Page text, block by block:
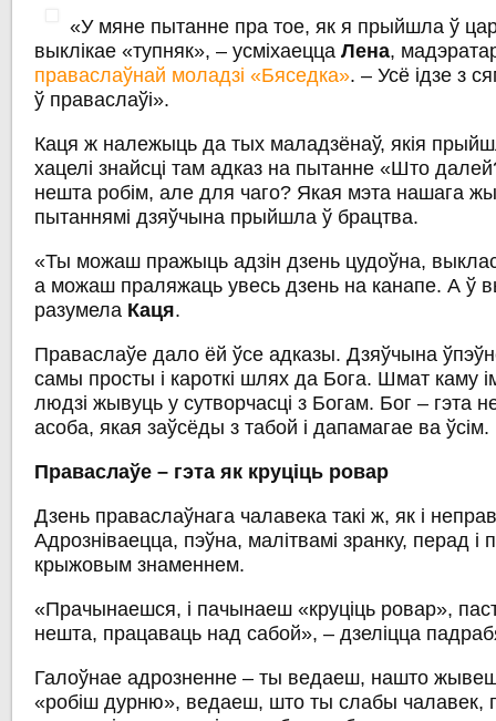
«У мяне пытанне пра тое, як я прыйшла ў
выклікае «тупняк», – усміхаеццаЛена,
праваслаўнай моладзі «Бяседка». – Усё ідзе з
ў праваслаўі».
Каця ж належыць да тых маладзёнаў, якія
хацелі знайсці там адказ на пытанне «Што
нешта робім, але для чаго? Якая мэта нашага
пытаннямі дзяўчына прыйшла ў брацтва.
«Ты можаш пражыць адзін дзень цудоўна,
а можаш праляжаць увесь дзень на канапе. А ў
разумела Каця.
Праваслаўе дало ёй ўсе адказы. Дзяўчына
самы просты і кароткі шлях да Бога. Шмат каму
людзі жывуць у сутворчасці з Богам. Бог – гэта
асоба, якая заўсёды з табой і дапамагае ва ўсім.
Праваслаўе – гэта як круціць ровар
Дзень праваслаўнага чалавека такі ж, як і
Адрозніваецца, пэўна, малітвамі зранку, перад і
крыжовым знаменнем.
«Прачынаешся, і пачынаеш «круціць ровар»,
нешта, працаваць над сабой», – дзеліцца
Галоўнае адрозненне – ты ведаеш, нашто
«робіш дурню», ведаеш, што ты слабы чалавек,